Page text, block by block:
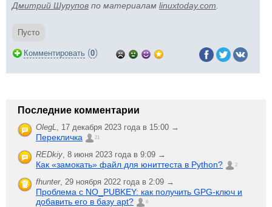
Дмитрий Шурупов по материалам linuxtoday.com
Пусто
Комментировать (0)
Последние комментарии
OlegL, 17 декабря 2023 года в 15:00 →
Перекличка 21
REDkiy, 8 июня 2023 года в 9:09 →
Как «замокать» файл для юниттеста в Python? 2
fhunter, 29 ноября 2022 года в 2:09 →
Проблема с NO_PUBKEY: как получить GPG-ключ и
добавить его в базу apt?
6